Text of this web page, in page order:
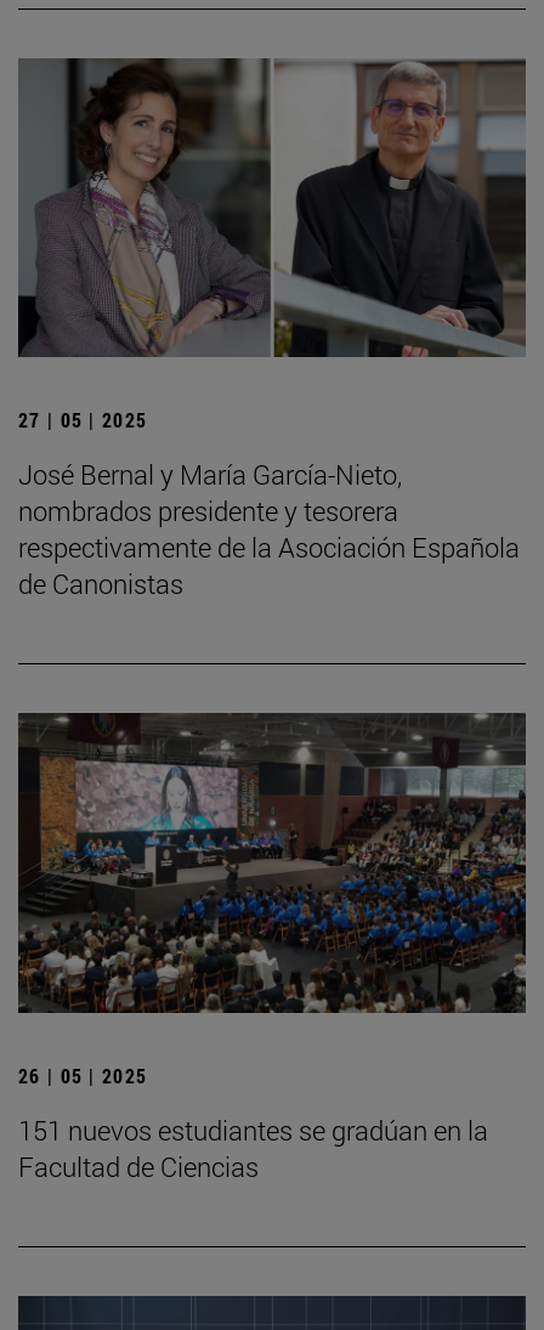
27 | 05 | 2025
José Bernal y María García-Nieto,
nombrados presidente y tesorera
respectivamente de la Asociación Española
de Canonistas
26 | 05 | 2025
151 nuevos estudiantes se gradúan en la
Facultad de Ciencias